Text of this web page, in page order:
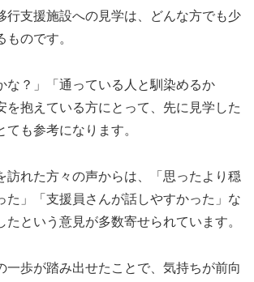
行支援施設への見学は、どんな方でも少
のです。
な？」「通っている人と馴染めるか
を抱えている方にとって、先に見学した
ても参考になります。
訪れた方々の声からは、「思ったより穏
た」「支援員さんが話しやすかった」な
たという意見が多数寄せられています。
一歩が踏み出せたことで、気持ちが前向